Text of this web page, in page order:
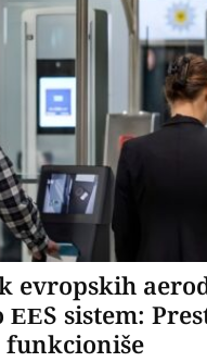
evropskih
sistem: